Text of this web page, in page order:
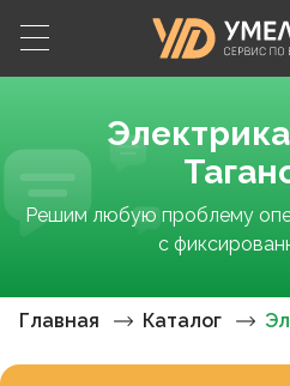
Решим любую проблему
с
Главная Каталог